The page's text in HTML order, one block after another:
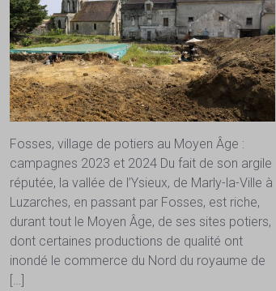
Fosses, village de potiers au Moyen Âge :
campagnes 2023 et 2024 Du fait de son argile
réputée, la vallée de l’Ysieux, de Marly-la-Ville à
Luzarches, en passant par Fosses, est riche,
durant tout le Moyen Âge, de ses sites potiers,
dont certaines productions de qualité ont
inondé le commerce du Nord du royaume de
[…]